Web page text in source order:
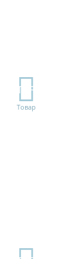
TOP
Товар